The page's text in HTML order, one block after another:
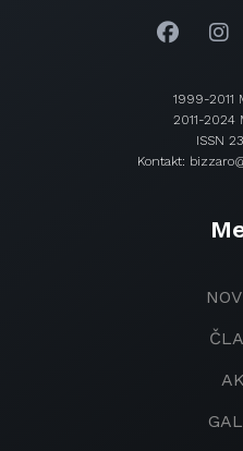
1999-2011
2011-2024
ISSN
Kontakt: